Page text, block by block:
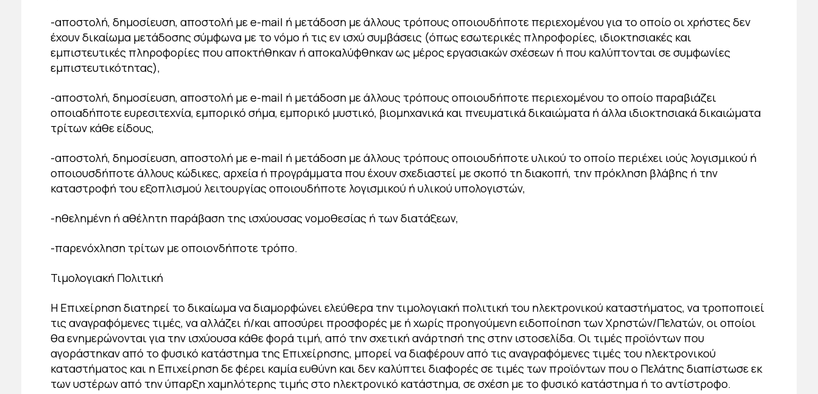
-αποστολή, δημοσίευση, αποστολή με e-mail ή μετάδοση με άλλους τρόπους οποιουδήποτε περιεχομένου για το οποίο οι χρήστες δεν
έχουν δικαίωμα μετάδοσης σύμφωνα με το νόμο ή τις εν ισχύ συμβάσεις (όπως εσωτερικές πληροφορίες, ιδιοκτησιακές και
εμπιστευτικές πληροφορίες που αποκτήθηκαν ή αποκαλύφθηκαν ως μέρος εργασιακών σχέσεων ή που καλύπτονται σε συμφωνίες
εμπιστευτικότητας),
-αποστολή, δημοσίευση, αποστολή με e-mail ή μετάδοση με άλλους τρόπους οποιουδήποτε περιεχομένου το οποίο παραβιάζει
οποιαδήποτε ευρεσιτεχνία, εμπορικό σήμα, εμπορικό μυστικό, βιομηχανικά και πνευματικά δικαιώματα ή άλλα ιδιοκτησιακά δικαιώματα
τρίτων κάθε είδους,
-αποστολή, δημοσίευση, αποστολή με e-mail ή μετάδοση με άλλους τρόπους οποιουδήποτε υλικού το οποίο περιέχει ιούς λογισμικού ή
οποιουσδήποτε άλλους κώδικες, αρχεία ή προγράμματα που έχουν σχεδιαστεί με σκοπό τη διακοπή, την πρόκληση βλάβης ή την
καταστροφή του εξοπλισμού λειτουργίας οποιουδήποτε λογισμικού ή υλικού υπολογιστών,
-ηθελημένη ή αθέλητη παράβαση της ισχύουσας νομοθεσίας ή των διατάξεων,
-παρενόχληση τρίτων με οποιονδήποτε τρόπο.
Τιμολογιακή Πολιτική
Η Επιχείρηση διατηρεί το δικαίωμα να διαμορφώνει ελεύθερα την τιμολογιακή πολιτική του ηλεκτρονικού καταστήματος, να τροποποιεί
τις αναγραφόμενες τιμές, να αλλάζει ή/και αποσύρει προσφορές με ή χωρίς προηγούμενη ειδοποίηση των Χρηστών/Πελατών, οι οποίοι
θα ενημερώνονται για την ισχύουσα κάθε φορά τιμή, από την σχετική ανάρτησή της στην ιστοσελίδα. Οι τιμές προϊόντων που
αγοράστηκαν από το φυσικό κατάστημα της Επιχείρησης, μπορεί να διαφέρουν από τις αναγραφόμενες τιμές του ηλεκτρονικού
καταστήματος και η Επιχείρηση δε φέρει καμία ευθύνη και δεν καλύπτει διαφορές σε τιμές των προϊόντων που ο Πελάτης διαπίστωσε εκ
των υστέρων από την ύπαρξη χαμηλότερης τιμής στο ηλεκτρονικό κατάστημα, σε σχέση με το φυσικό κατάστημα ή το αντίστροφο.